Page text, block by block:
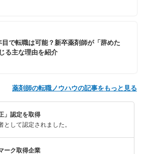
目で転職は可能？新卒薬剤師が「辞めた
る主な理由を紹介
薬剤師の転職ノウハウの記事をもっと見る
」認定を取得
として認定されました。
ーク取得企業